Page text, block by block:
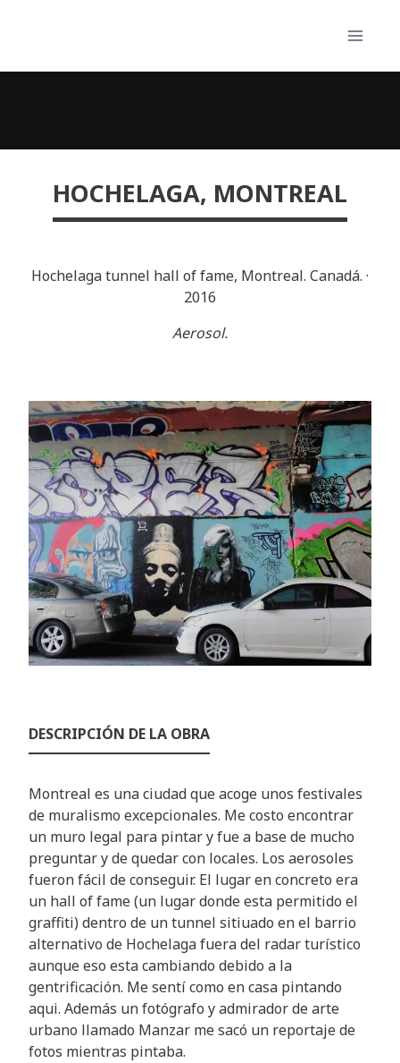
HOCHELAGA, MONTREAL
Hochelaga tunnel hall of fame, Montreal. Canadá. ·
2016
Aerosol.
DESCRIPCIÓN DE LA OBRA
Montreal es una ciudad que acoge unos festivales
de muralismo excepcionales. Me costo encontrar
un muro legal para pintar y fue a base de mucho
preguntar y de quedar con locales. Los aerosoles
fueron fácil de conseguir. El lugar en concreto era
un hall of fame (un lugar donde esta permitido el
graffiti) dentro de un tunnel sitiuado en el barrio
alternativo de Hochelaga fuera del radar turístico
aunque eso esta cambiando debido a la
gentrificación. Me sentí como en casa pintando
aqui. Además un fotógrafo y admirador de arte
urbano llamado Manzar me sacó un reportaje de
fotos mientras pintaba.